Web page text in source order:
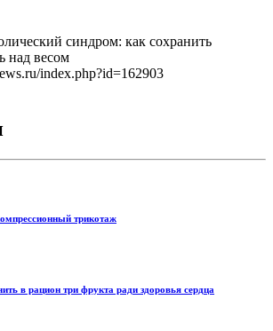
синдром: как сохранить
над весом
index.php?id=162903
трикотаж
в рацион три фрукта ради здоровья сердца